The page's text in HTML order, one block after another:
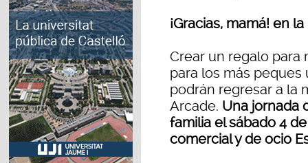
¡Gracias, mamá! en
Crear un regalo para
para los más
podrán regresar a la
Arcade. Una jornada
familia el sábado 4
comercial y de ocio